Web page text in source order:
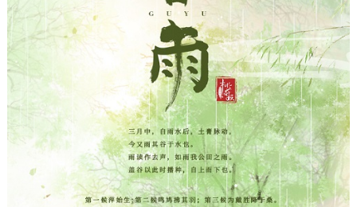
参与调查 在线访谈 图说互动
北京概况 十六区概览 人文北京
绿色北京 图说北京 视频北京
多语种